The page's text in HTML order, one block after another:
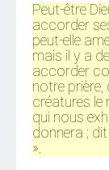
Peut-être
accorder
peut-elle
mais il y a
accorder
notre
créatures le
qui nous
donnera ;
».